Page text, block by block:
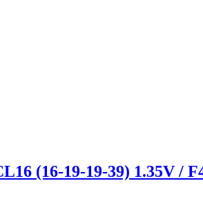
(16-19-19-39) 1.35V /